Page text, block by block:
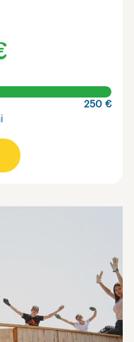
250 €